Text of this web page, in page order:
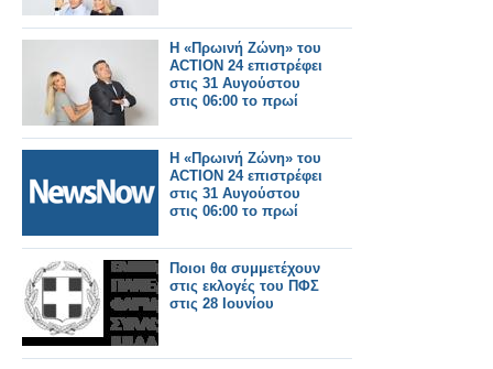
Η «Πρωινή Ζώνη» του
ACTION 24 επιστρέφει
στις 31 Αυγούστου
στις 06:00 το πρωί
Η «Πρωινή Ζώνη» του
ACTION 24 επιστρέφει
στις 31 Αυγούστου
στις 06:00 το πρωί
Ποιοι θα συμμετέχουν
στις εκλογές του ΠΦΣ
στις 28 Ιουνίου